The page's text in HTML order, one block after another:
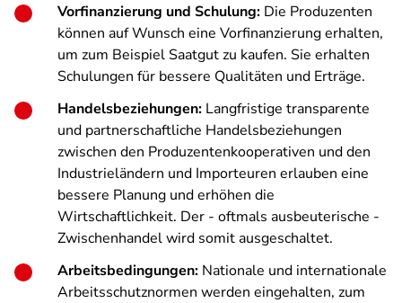
Vorfinanzierung und Schulung: Die Produzenten
können auf Wunsch eine Vorfinanzierung erhalten,
um zum Beispiel Saatgut zu kaufen. Sie erhalten
Schulungen für bessere Qualitäten und Erträge.
Handelsbeziehungen: Langfristige transparente
und partnerschaftliche Handelsbeziehungen
zwischen den Produzentenkooperativen und den
Industrieländern und Importeuren erlauben eine
bessere Planung und erhöhen die
Wirtschaftlichkeit. Der - oftmals ausbeuterische -
Zwischenhandel wird somit ausgeschaltet.
Arbeitsbedingungen: Nationale und internationale
Arbeitsschutznormen werden eingehalten, zum